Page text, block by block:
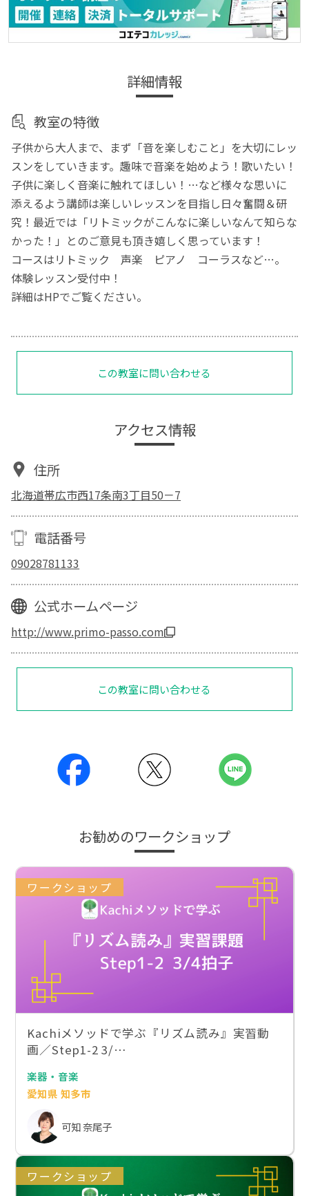
詳細情報
教室の特徴
子供から大人まで、まず「音を楽しむこと」を大切にレッ
スンをしていきます。趣味で音楽を始めよう！歌いたい！
子供に楽しく音楽に触れてほしい！…など様々な思いに
添えるよう講師は楽しいレッスンを目指し日々奮闘＆研
究！最近では「リトミックがこんなに楽しいなんて知らな
かった！」とのご意見も頂き嬉しく思っています！
コースはリトミック 声楽 ピアノ コーラスなど…。
体験レッスン受付中！
詳細はHPでご覧ください。
この教室に問い合わせる
アクセス情報
住所
北海道帯広市西17条南3丁目50－7
電話番号
09028781133
公式ホームページ
http://www.primo-passo.com
この教室に問い合わせる
お勧めのワークショップ
ワークショップ
Kachiメソッドで学ぶ『リズム読み』実習動
画／Step1-2 3/…
楽器・音楽
愛知県 知多市
可知 奈尾子
ワークショップ